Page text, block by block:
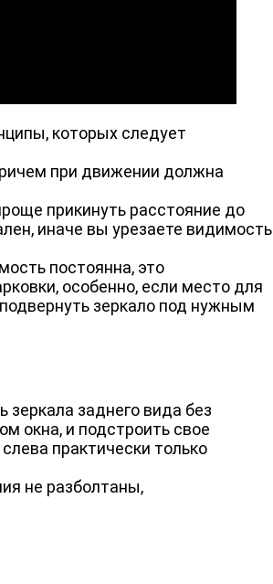
которых следует
при движении должна
прикинуть расстояние до
иначе вы урезаете видимость
постоянна, это
особенно, если место для
зеркало под нужным
зеркала заднего вида без
окна, и подстроить свое
практически только
не разболтаны,